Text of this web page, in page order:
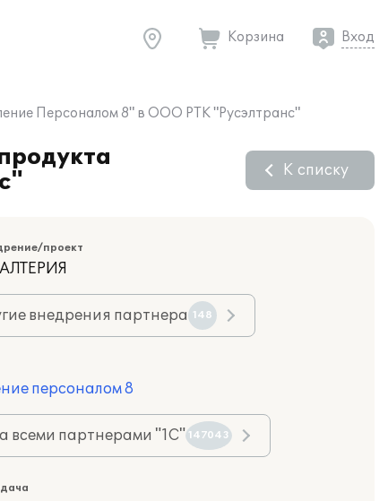
Корзина Вход
Персоналом 8" в ООО РТК "Русэлтранс"
К списку
проект
внедрения партнера 148
персоналом 8
всеми партнерами "1С" 147043